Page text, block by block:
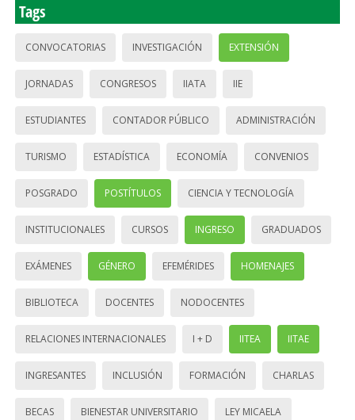
Tags
CONVOCATORIAS INVESTIGACIÓN EXTENSIÓN
JORNADAS CONGRESOS IIATA IIE
ESTUDIANTES CONTADOR PÚBLICO ADMINISTRACIÓN
TURISMO ESTADÍSTICA ECONOMÍA CONVENIOS
POSGRADO POSTÍTULOS CIENCIA Y TECNOLOGÍA
INSTITUCIONALES CURSOS INGRESO GRADUADOS
EXÁMENES GÉNERO EFEMÉRIDES HOMENAJES
BIBLIOTECA DOCENTES NODOCENTES
RELACIONES INTERNACIONALES I + D IITEA IITAE
INGRESANTES INCLUSIÓN FORMACIÓN CHARLAS
BECAS BIENESTAR UNIVERSITARIO LEY MICAELA